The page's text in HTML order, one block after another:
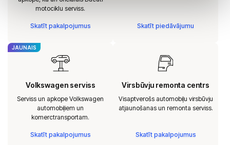
motociklu serviss.
Skatīt pakalpojumus Skatīt piedāvājumu
JAUNAIS
Volkswagen serviss
Serviss un apkope Volkswagen
automobiļiem un
komerctransportam.
Skatīt pakalpojumus
Virsbūvju remonta centrs
Visaptverošs automobiļu virsbūvju
atjaunošanas un remonta serviss.
Skatīt pakalpojumus